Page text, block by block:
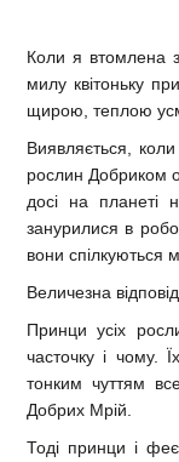
Коли я втомлена
милу квітоньку
щирою, теплою
Виявляється,
рослин Добриком
досі на планеті
занурилися в
вони спілкуються
Величезна
Принци усіх
часточку і чому.
тонким чуттям
Добрих Мрій.
Тоді принци і